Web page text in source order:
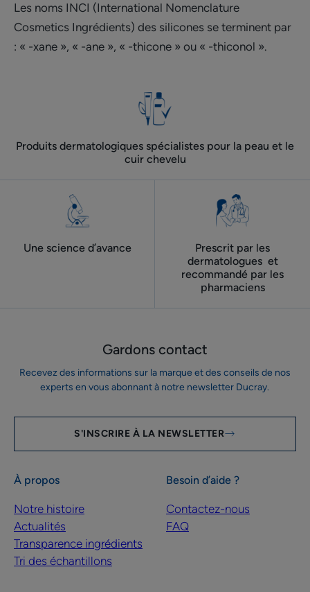
Les noms INCI (International Nomenclature
Cosmetics Ingrédients) des silicones se terminent par
: « -xane », « -ane », « -thicone » ou « -thiconol ».
Produits dermatologiques spécialistes pour la peau et le
cuir chevelu
Une science d’avance
Prescrit par les
dermatologues ​ et
recommandé par les
pharmaciens
Gardons contact
Recevez des informations sur la marque et des conseils de nos
experts en vous abonnant à notre newsletter Ducray.
S'INSCRIRE À LA NEWSLETTER
À propos
Notre histoire
Actualités
Transparence ingrédients
Tri des échantillons
Besoin d’aide ?
Contactez-nous
FAQ